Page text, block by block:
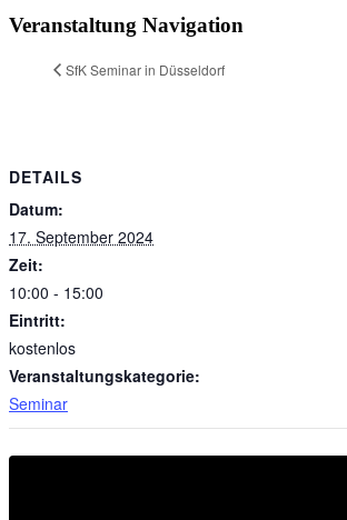
Veranstaltung Navigation
SfK Seminar in Düsseldorf
DETAILS
Datum:
17. September 2024
Zeit:
10:00 - 15:00
Eintritt:
kostenlos
Veranstaltungskategorie:
Seminar